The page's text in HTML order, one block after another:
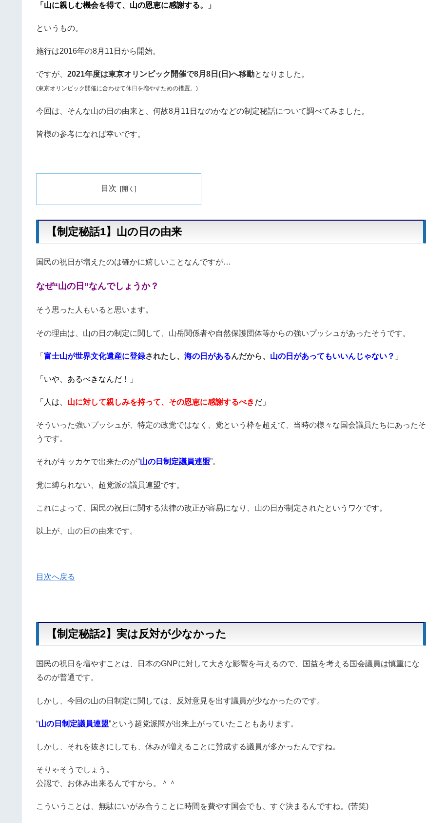
「山に親しむ機会を得て、山の恩恵に感謝する。」
というもの。
施行は2016年の8月11日から開始。
ですが、 2021年度は東京オリンピック開催で8月8日(日)へ移動となりました。
(東京オリンピック開催に合わせて休日を増やすための措置。)
今回は、そんな山の日の由来と、何故8月11日なのかなどの制定秘話について調べてみました。
皆様の参考になれば幸いです。
目次
【制定秘話1】山の日の由来
国民の祝日が増えたのは確かに嬉しいことなんですが…
なぜ“山の日”なんでしょうか？
そう思った人もいると思います。
その理由は、山の日の制定に関して、山岳関係者や自然保護団体等からの強いプッシュがあったそうです。
「 富士山が世界文化遺産に登録されたし、 海の日があるんだから、 山の日があってもいいんじゃない？ 」
「いや、あるべきなんだ！」
「人は、 山に対して親しみを持って、その恩恵に感謝するべきだ」
そういった強いプッシュが、特定の政党ではなく、党という枠を超えて、当時の様々な国会議員たちにあったそ
うです。
それがキッカケで出来たのが“山の日制定議員連盟”。
党に縛られない、超党派の議員連盟です。
これによって、国民の祝日に関する法律の改正が容易になり、山の日が制定されたというワケです。
以上が、山の日の由来です。
目次へ戻る
【制定秘話2】実は反対が少なかった
国民の祝日を増やすことは、日本のGNPに対して大きな影響を与えるので、国益を考える国会議員は慎重にな
るのが普通です。
しかし、今回の山の日制定に関しては、反対意見を出す議員が少なかったのです。
“山の日制定議員連盟”という超党派閥が出来上がっていたこともあります。
しかし、それを抜きにしても、休みが増えることに賛成する議員が多かったんですね。
そりゃそうでしょう。
公認で、お休み出来るんですから。＾＾
こういうことは、無駄にいがみ合うことに時間を費やす国会でも、すぐ決まるんですね。(苦笑)